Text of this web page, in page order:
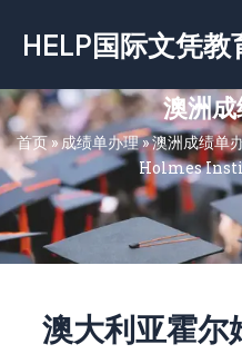
容
HELP国际文凭教
澳洲
首页»成绩单办理»澳洲成绩单
Holmes
澳大利亚霍尔